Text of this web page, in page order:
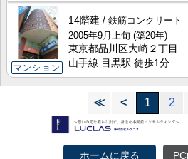
マンション
14階建
鉄筋コンクリート
2005年9月上旬 (築20年)
東京都品川区大崎２丁目
山手線 目黒駅 徒歩1分
≪ < 1 2
ホームに戻る